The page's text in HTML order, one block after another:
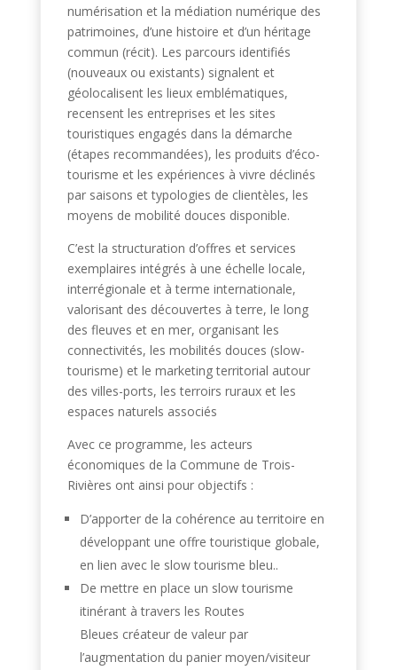
numérisation et la médiation numérique des
patrimoines, d’une histoire et d’un héritage
commun (récit). Les parcours identifiés
(nouveaux ou existants) signalent et
géolocalisent les lieux emblématiques,
recensent les entreprises et les sites
touristiques engagés dans la démarche
(étapes recommandées), les produits d’éco-
tourisme et les expériences à vivre déclinés
par saisons et typologies de clientèles, les
moyens de mobilité douces disponible.
C’est la structuration d’offres et services
exemplaires intégrés à une échelle locale,
interrégionale et à terme internationale,
valorisant des découvertes à terre, le long
des fleuves et en mer, organisant les
connectivités, les mobilités douces (slow-
tourisme) et le marketing territorial autour
des villes-ports, les terroirs ruraux et les
espaces naturels associés
Avec ce programme, les acteurs
économiques de la Commune de Trois-
Rivières ont ainsi pour objectifs :
D’apporter de la cohérence au territoire en
développant une offre touristique globale,
en lien avec le slow tourisme bleu..
De mettre en place un slow tourisme
itinérant à travers les Routes
Bleues créateur de valeur par
l’augmentation du panier moyen/visiteur